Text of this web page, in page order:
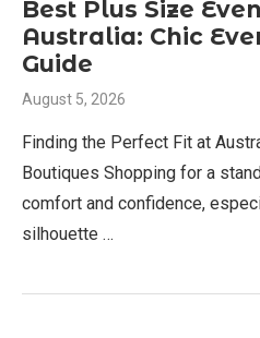
Best Plus Size
Australia: Chic
Guide
August 5, 2026
Finding the Perfect Fit at
Boutiques Shopping for a
comfort and confidence,
silhouette …